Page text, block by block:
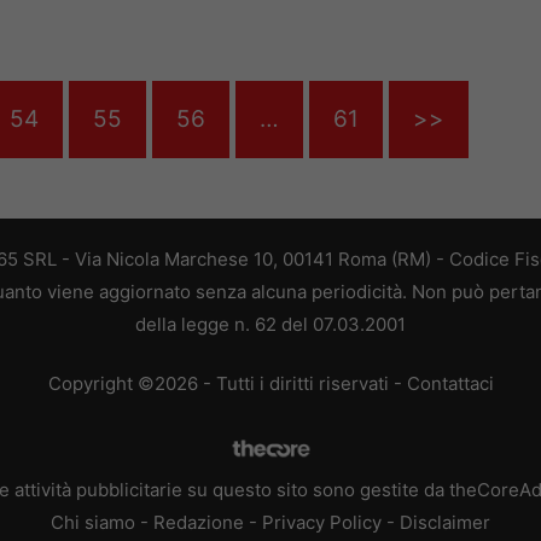
54 55 56 … 61 >>
SRL - Via Nicola Marchese 10, 00141 Roma (RM) - Codice
viene aggiornato senza alcuna periodicità. Non può
della legge n. 62 del 07.03.2001
Copyright ©2026 - Tutti i diritti riservati - Contattaci
attività pubblicitarie su questo sito sono gestite da
Chi siamo - Redazione - Privacy Policy - Disclaimer